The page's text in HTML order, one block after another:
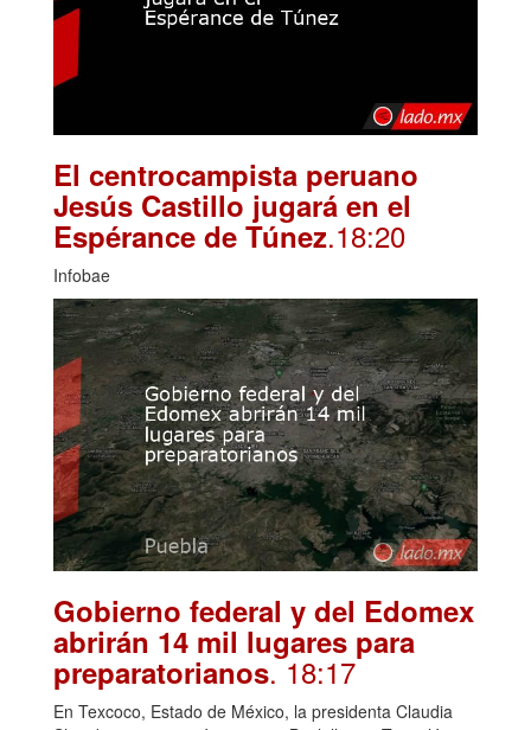
El centrocampista peruano
Jesús Castillo jugará en el
Espérance de Túnez.18:20
Infobae
Gobierno federal y del Edomex
abrirán 14 mil lugares para
preparatorianos. 18:17
En Texcoco, Estado de México, la presidenta Claudia